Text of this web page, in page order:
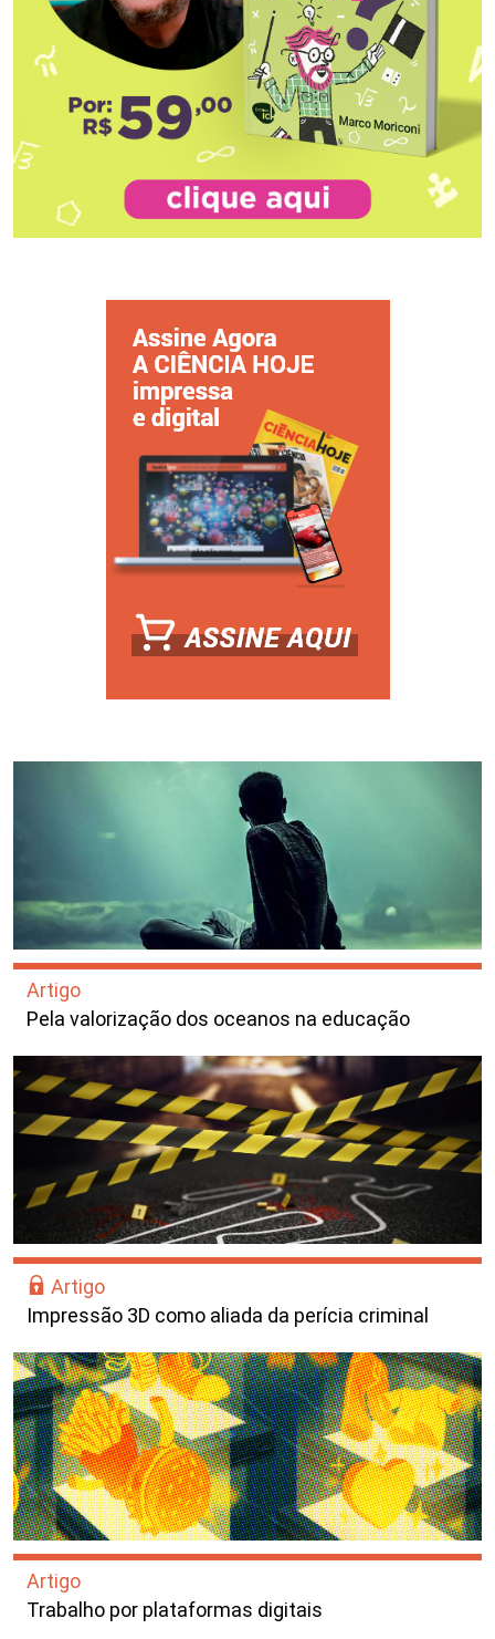
Artigo
Pela valorização dos oceanos na educação
Artigo
Impressão 3D como aliada da perícia criminal
Artigo
Trabalho por plataformas digitais